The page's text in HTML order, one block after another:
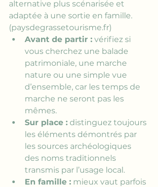
alternative plus scénarisée et
adaptée à une sortie en famille.
(paysdegrassetourisme.fr)
Avant de partir : vérifiez si
vous cherchez une balade
patrimoniale, une marche
nature ou une simple vue
d’ensemble, car les temps de
marche ne seront pas les
mêmes.
Sur place : distinguez toujours
les éléments démontrés par
les sources archéologiques
des noms traditionnels
transmis par l’usage local.
En famille : mieux vaut parfois